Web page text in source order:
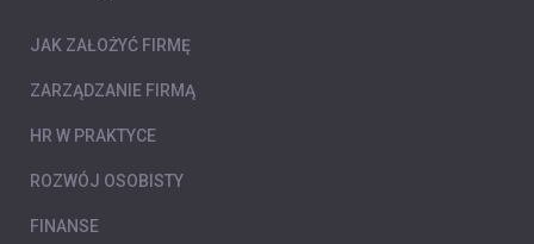
JAK ZAŁOŻYĆ FIRMĘ
ZARZĄDZANIE FIRMĄ
HR W PRAKTYCE
ROZWÓJ OSOBISTY
FINANSE